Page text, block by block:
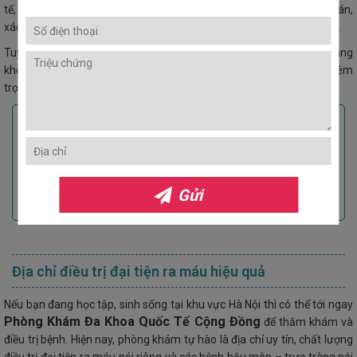
tế, phòng khám chuyên khoa uy tín để các bác sỹ kiểm tra, chẩn đoán,
xác định nguyên nhân gây bệnh và có phương pháp chữa trị kịp thời.
Tuyệt đối, bạn không được dùng thuốc điều trị tại nhà. Bởi việc dùng
không đúng loại thuốc có thể khiến tình trạng của bạn trở nên nghiêm
trọng hơn, gây khó khăn cho quá trình điều trị sau này.
Địa chỉ chữa đại tiện ra máu ở Hà Nội tốt
nhất
Bệnh trĩ đại tiện ra máu có chữa được
Địa chỉ điều trị đại tiện ra máu hiệu quả
Nếu bạn đang học tập, sinh sống tại khu vực Hà Nội thì có thể tới ngay
Phòng Khám Đa Khoa Quốc Tế Cộng Đồng để thăm khám và
điều trị bệnh. Hiện nay, phòng khám tự hào là địa chỉ uy tín, chất lượng
Gửi